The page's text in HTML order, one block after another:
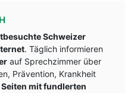
Schweizer
. Täglich informieren
auf Sprechzimmer über
Prävention, Krankheit
mit fundlerten